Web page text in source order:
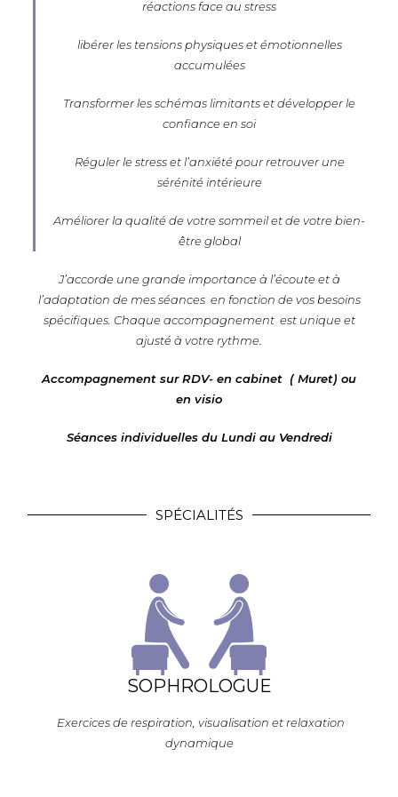
réactions face au stress
libérer les tensions physiques et émotionnelles
accumulées
Transformer les schémas limitants et développer le
confiance en soi
Réguler le stress et l’anxiété pour retrouver une
sérénité intérieure
Améliorer la qualité de votre sommeil et de votre bien-
être global
J’accorde une grande importance à l’écoute et à
l’adaptation de mes séances en fonction de vos besoins
spécifiques. Chaque accompagnement est unique et
ajusté à votre rythme.
Accompagnement sur RDV- en cabinet ( Muret) ou
en visio
Séances individuelles du Lundi au Vendredi
SPÉCIALITÉS
SOPHROLOGUE
Exercices de respiration, visualisation et relaxation
dynamique